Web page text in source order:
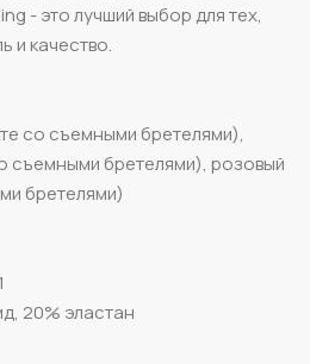
- это лучший выбор для тех,
и качество.
со съемными бретелями),
съемными бретелями), розовый
бретелями)
20% эластан